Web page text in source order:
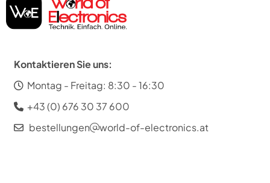
Kontaktieren Sie uns:
Montag - Freitag: 8:30 - 16:30
+43 (0) 676 30 37 600
bestellungen
world-of-electronics.at